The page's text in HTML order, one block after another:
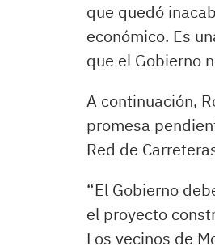
que quedó
económico. Es
que el Gobierno
A continuación,
promesa
Red de
“El Gobierno
el proyecto
Los vecinos de